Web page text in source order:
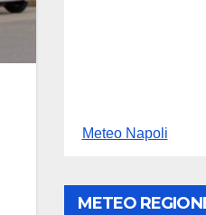
Meteo Napoli
METEO